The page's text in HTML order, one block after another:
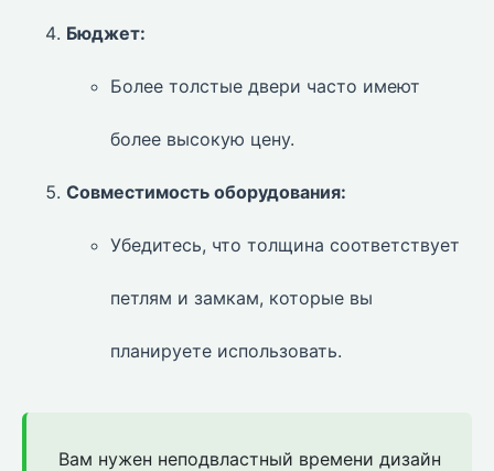
Бюджет:
Более толстые двери часто имеют
более высокую цену.
Совместимость оборудования:
Убедитесь, что толщина соответствует
петлям и замкам, которые вы
планируете использовать.
Вам нужен неподвластный времени дизайн